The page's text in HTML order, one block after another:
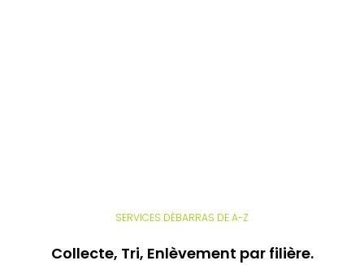
SERVICES DÉBARRAS DE A-Z
Collecte, Tri, Enlèvement par filière.